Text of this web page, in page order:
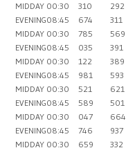
MIDDAY 00:30 310 292
EVENING08:45 674 311
MIDDAY 00:30 785 569
EVENING08:45 035 391
MIDDAY 00:30 122 389
EVENING08:45 981 593
MIDDAY 00:30 521 621
EVENING08:45 589 501
MIDDAY 00:30 047 664
EVENING08:45 746 937
MIDDAY 00:30 659 332